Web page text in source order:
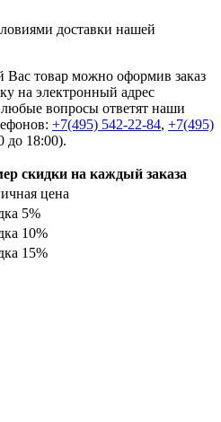
доставки нашей
Вас товар можно оформив заказ
на электронный адрес
вопросы ответят наши
+7(495) 542-22-84, +7(495)
до 18:00).
скидки на каждый заказа
цена
5%
10%
15%